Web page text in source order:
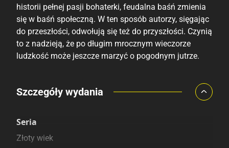
historii pełnej pasji bohaterki, feudalna baśń zmienia
się w baśń społeczną. W ten sposób autorzy, sięgając
do przeszłości, odwołują się też do przyszłości. Czynią
to z nadzieją, że po długim mrocznym wieczorze
ludzkość może jeszcze marzyć o pogodnym jutrze.
Porównaj ceny
Szczegóły wydania
Seria
Złoty wiek